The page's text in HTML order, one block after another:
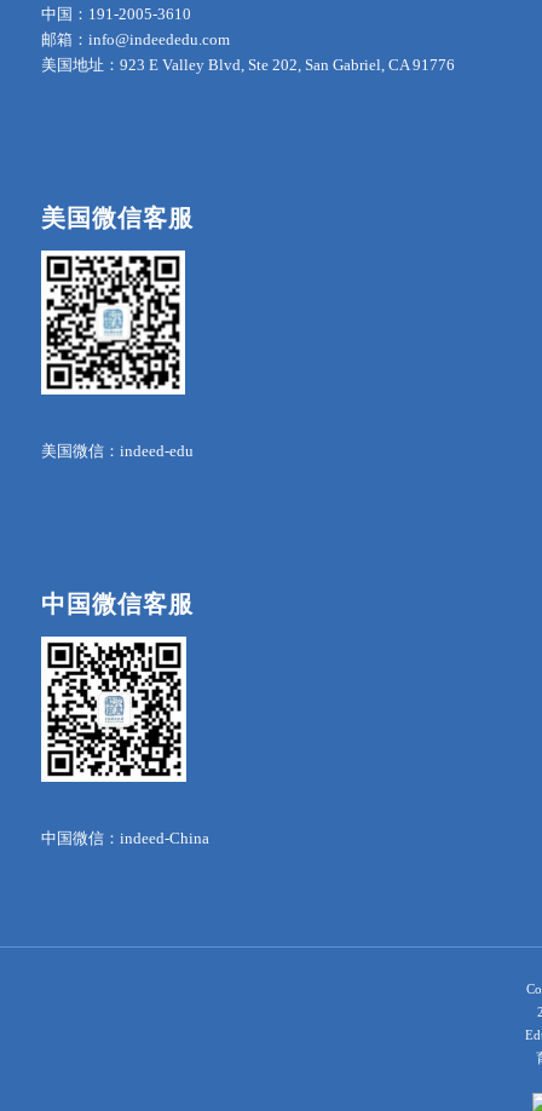
中国：191-2005-3610
邮箱：info@indeededu.com
美国地址：923 E Valley Blvd, Ste 202, San Gabriel, CA 91776
美国微信客服
美国微信：indeed-edu
中国微信客服
中国微信：indeed-China